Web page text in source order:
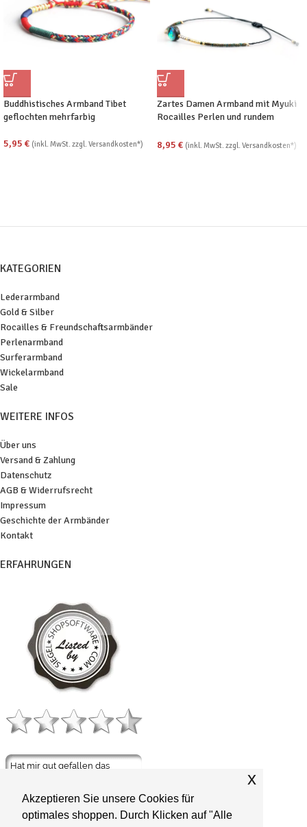
Buddhistisches Armband Tibet
geflochten mehrfarbig
5,95 € (inkl. MwSt. zzgl. Versandkosten*)
Zartes Damen Armband mit Myuki
Rocailles Perlen und rundem
8,95 € (inkl. MwSt. zzgl. Versandkosten*)
KATEGORIEN
Lederarmband
Gold & Silber
Rocailles & Freundschaftsarmbänder
Perlenarmband
Surferarmband
Wickelarmband
Sale
WEITERE INFOS
Über uns
Versand & Zahlung
Datenschutz
AGB & Widerrufsrecht
Impressum
Geschichte der Armbänder
Kontakt
ERFAHRUNGEN
Akzeptieren Sie unsere Cookies für
optimales shoppen. Durch Klicken auf "Alle
x